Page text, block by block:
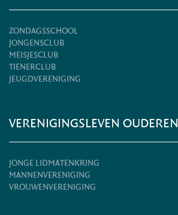
ZONDAGSSCHOOL
JONGENSCLUB
MEISJESCLUB
TIENERCLUB
JEUGDVERENIGING
VERENIGINGSLEVEN OUDEREN
JONGE LIDMATENKRING
MANNENVERENIGING
VROUWENVERENIGING